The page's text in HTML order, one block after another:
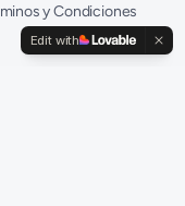
y Condiciones
Edit with